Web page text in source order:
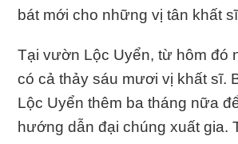
bát mới cho những vị tân khất
Tại vườn Lộc Uyển, từ hôm đó
có cả thảy sáu mươi vị khất sĩ.
Lộc Uyển thêm ba tháng nữa
hướng dẫn đại chúng xuất gia.